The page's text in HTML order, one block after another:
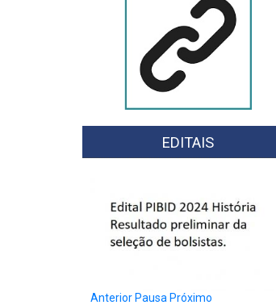
EDITAIS
Anterior Pausa Próximo